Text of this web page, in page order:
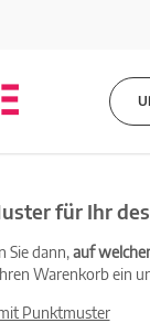
für Ihr
Sie dann,auf
Warenkorb ein
Punktmuster